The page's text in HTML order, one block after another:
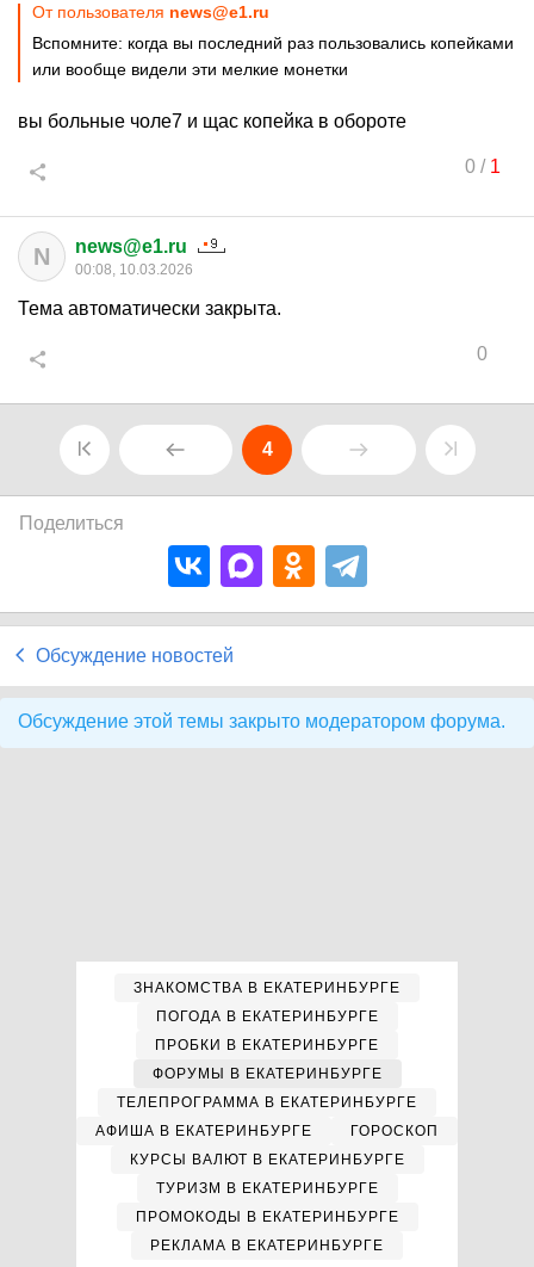
От пользователя news@e1.ru
Вспомните: когда вы последний раз пользовались копейками
или вообще видели эти мелкие монетки
вы больные чоле7 и щас копейка в обороте
0/ 1
N news@e1.ru
00:08, 10.03.2026
Тема автоматически закрыта.
0
4
Поделиться
Обсуждение новостей
Обсуждение этой темы закрыто модератором форума.
ЗНАКОМСТВА В ЕКАТЕРИНБУРГЕ
ПОГОДА В ЕКАТЕРИНБУРГЕ
ПРОБКИ В ЕКАТЕРИНБУРГЕ
ФОРУМЫ В ЕКАТЕРИНБУРГЕ
ТЕЛЕПРОГРАММА В ЕКАТЕРИНБУРГЕ
АФИША В ЕКАТЕРИНБУРГЕ
ГОРОСКОП
КУРСЫ ВАЛЮТ В ЕКАТЕРИНБУРГЕ
ТУРИЗМ В ЕКАТЕРИНБУРГЕ
ПРОМОКОДЫ В ЕКАТЕРИНБУРГЕ
РЕКЛАМА В ЕКАТЕРИНБУРГЕ